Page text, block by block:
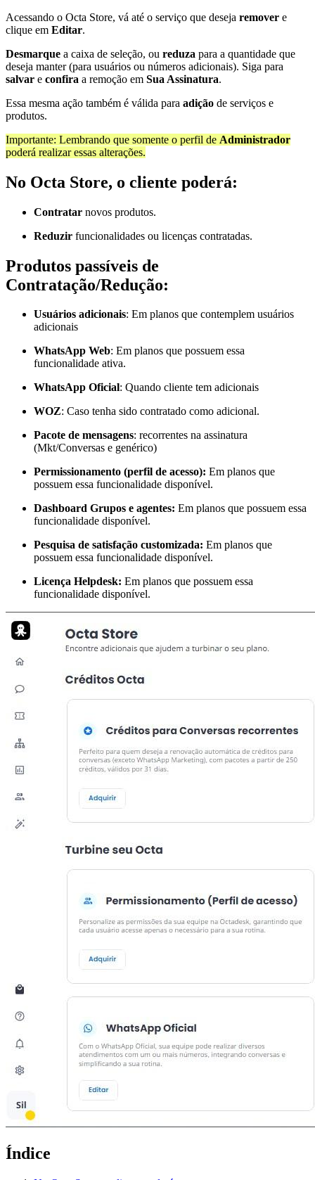
Acessando o Octa Store, vá até o serviço que deseja remover e
clique em Editar.
Desmarque a caixa de seleção, ou reduza para a quantidade que
deseja manter (para usuários ou números adicionais). Siga para
salvar e confira a remoção em Sua Assinatura.
Essa mesma ação também é válida para adição de serviços e
produtos.
Importante: Lembrando que somente o perfil de Administrador
poderá realizar essas alterações.
No Octa Store, o cliente poderá:
Contratar novos produtos.
Reduzir funcionalidades ou licenças contratadas.
Produtos passíveis de
Contratação/Redução:
Usuários adicionais: Em planos que contemplem usuários
adicionais
WhatsApp Web: Em planos que possuem essa
funcionalidade ativa.
WhatsApp Oficial: Quando cliente tem adicionais
WOZ: Caso tenha sido contratado como adicional.
Pacote de mensagens: recorrentes na assinatura
(Mkt/Conversas e genérico)
Permissionamento (perfil de acesso): Em planos que
possuem essa funcionalidade disponível.
Dashboard Grupos e agentes: Em planos que possuem essa
funcionalidade disponível.
Pesquisa de satisfação customizada: Em planos que
possuem essa funcionalidade disponível.
Licença Helpdesk: Em planos que possuem essa
funcionalidade disponível.
Índice